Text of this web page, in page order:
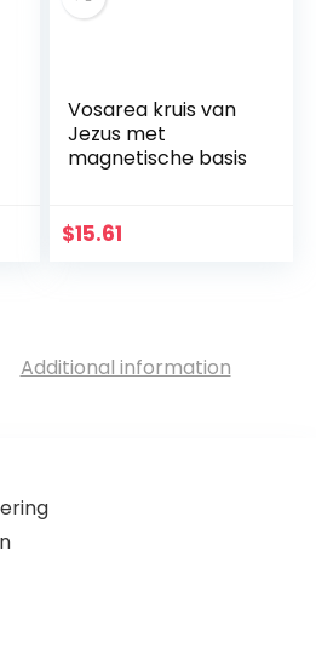
Vosarea kruis van
Jezus met
magnetische basis
$15.61
Additional information